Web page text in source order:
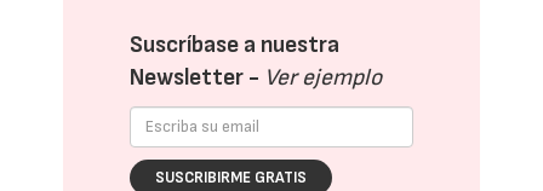
Suscríbase a nuestra
Newsletter - Ver ejemplo
SUSCRIBIRME GRATIS